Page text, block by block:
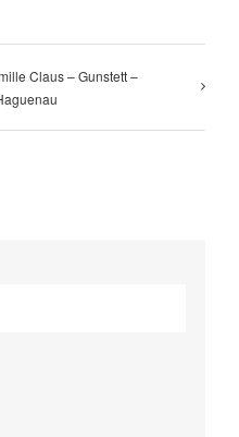
Claus – Gunstett –